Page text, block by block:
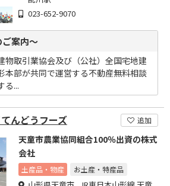
023-652-9070
案内～
物取引業協会及び（公社）全国宅地建
本部が共同で運営する不動産無料相談
る...
んどうフーズ 追加
天童市農業協同組合100％出資の株式
会社
土産品・物産 お土産・特産品